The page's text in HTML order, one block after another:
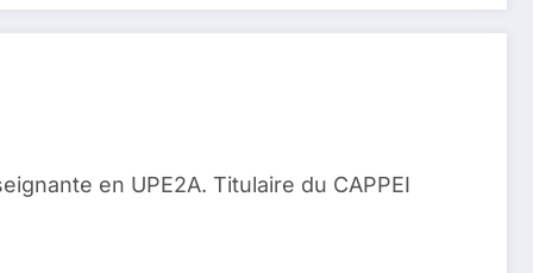
en UPE2A. Titulaire du CAPPEI